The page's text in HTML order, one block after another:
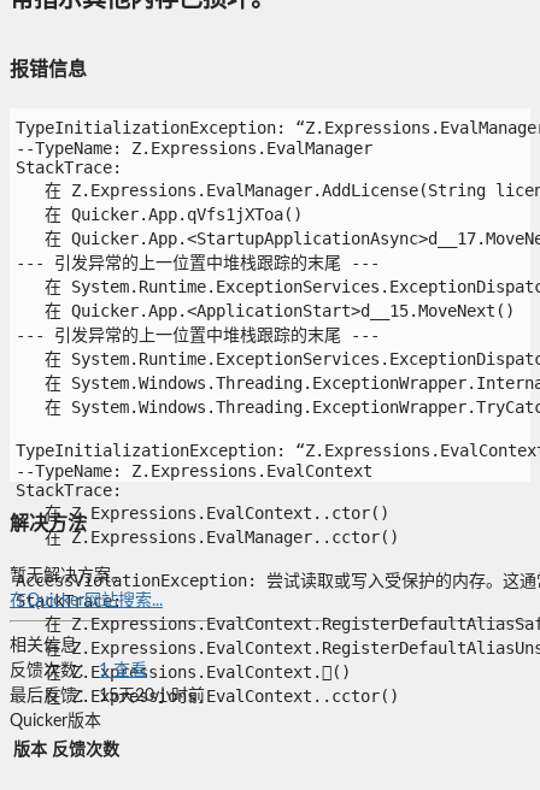
报错信息
TypeInitializationException: “Z.Expressions.EvalManager”
--TypeName: Z.Expressions.EvalManager
StackTrace:
在 Z.Expressions.EvalManager.AddLicense(String
   在 Quicker.App.qVfs1jXToa()
在
--- 引发异常的上一位置中堆栈跟踪的末尾 ---
在
   在 Quicker.App.<ApplicationStart>d__15.MoveNext()
--- 引发异常的上一位置中堆栈跟踪的末尾 ---
在
在
在
TypeInitializationException: “Z.Expressions.EvalContext”
--TypeName: Z.Expressions.EvalContext
StackTrace:
   在 Z.Expressions.EvalContext..ctor()
   在 Z.Expressions.EvalManager..cctor()
AccessViolationException: 尝试读取或写入受保护的内存。这通
StackTrace:
在
在
   在 Z.Expressions.EvalContext.()
   在 Z.Expressions.EvalContext..cctor()
解决方法
暂无解决方案。
在Quicker网站搜索...
相关信息
反馈次数： 1查看
最后反馈： 15天20小时前
Quicker版本
版本 反馈次数